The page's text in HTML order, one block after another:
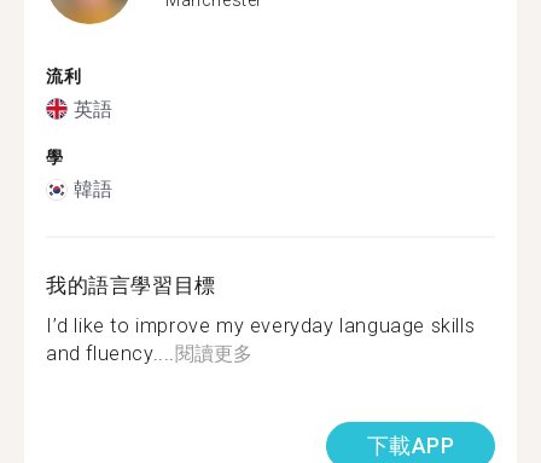
流利
英語
學
韓語
我的語言學習目標
I’d like to improve my everyday language skills
and fluency....閱讀更多
下載APP